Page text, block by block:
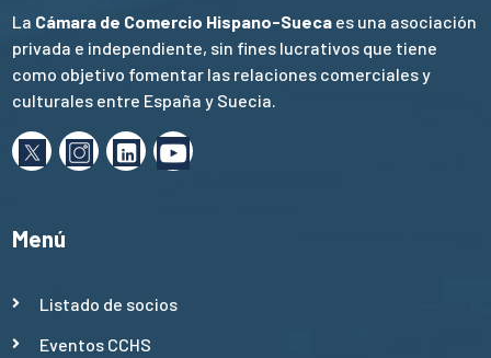
La Cámara de Comercio Hispano-Sueca es una asociación
privada e independiente, sin fines lucrativos que tiene
como objetivo fomentar las relaciones comerciales y
culturales entre España y Suecia.
Menú
Listado de socios
Eventos CCHS